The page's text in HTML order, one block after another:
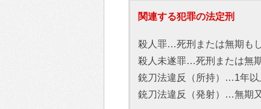
関連する犯罪の法定刑
殺人罪…死刑または無期も
殺人未遂罪…死刑または無
銃刀法違反（所持）…1年以
銃刀法違反（発射）…無期